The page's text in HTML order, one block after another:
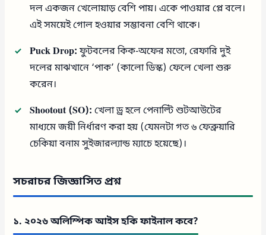
দল একজন খেলোয়াড় বেশি পায়। একে পাওয়ার প্লে বলে।
এই সময়েই গোল হওয়ার সম্ভাবনা বেশি থাকে।
Puck Drop:ফুটবলের কিক-অফের মতো, রেফারি দুই
দলের মাঝখানে ‘পাক’ (কালো ডিস্ক) ফেলে খেলা শুরু
করেন।
Shootout (SO): খেলা ড্র হলে পেনাল্টি শুটআউটের
মাধ্যমে জয়ী নির্ধারণ করা হয় (যেমনটা গত ৬ ফেব্রুয়ারি
চেকিয়া বনাম সুইজারল্যান্ড ম্যাচে হয়েছে)।
সচরাচর জিজ্ঞাসিত প্রশ্ন
১. ২০২৬ অলিম্পিক আইস হকি ফাইনাল কবে?